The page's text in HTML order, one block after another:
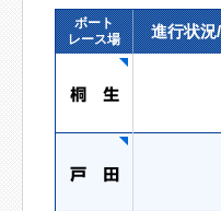
ボート
レース場
進行状況